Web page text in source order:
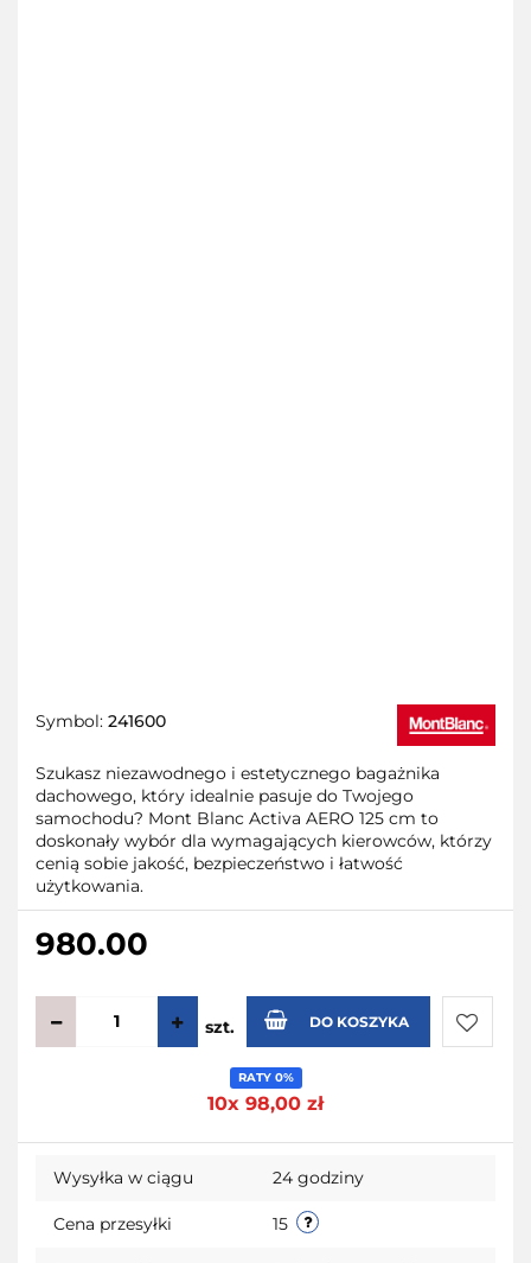
Symbol: 241600
Szukasz niezawodnego i estetycznego bagażnika
dachowego, który idealnie pasuje do Twojego
samochodu? Mont Blanc Activa AERO 125 cm to
doskonały wybór dla wymagających kierowców, którzy
cenią sobie jakość, bezpieczeństwo i łatwość
użytkowania.
980.00
szt. DO KOSZYKA
RATY 0%
10x 98,00 zł
Wysyłka w ciągu 24 godziny
Cena przesyłki 15